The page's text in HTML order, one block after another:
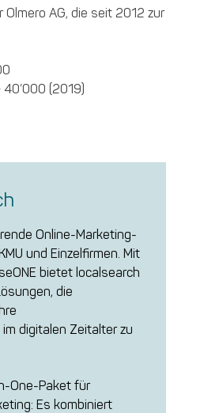
AG, die seit 2012 zur
(2019)
Online-Marketing-
und Einzelfirmen. Mit
bietet localsearch
die
digitalen Zeitalter zu
One-Paket für
Es kombiniert